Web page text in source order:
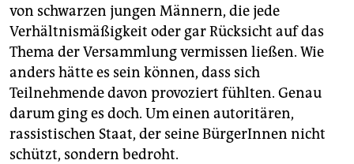
von schwarzen jungen Männern, die jede
Verhältnismäßigkeit oder gar Rücksicht auf das
Thema der Versammlung vermissen ließen. Wie
anders hätte es sein können, dass sich
Teilnehmende davon provoziert fühlten. Genau
darum ging es doch. Um einen autoritären,
rassistischen Staat, der seine BürgerInnen nicht
schützt, sondern bedroht.